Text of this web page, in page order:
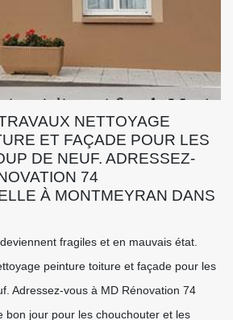
NETTOYAGE
ET FAÇADE POUR LES
DE NEUF. ADRESSEZ-
74
À MONTMEYRAN DANS
fragiles et en mauvais état.
peinture toiture et façade pour les
Adressez-vous à MD Rénovation 74
bon jour pour les chouchouter et les